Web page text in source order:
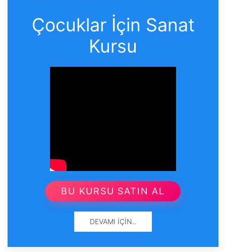
Çocuklar İçin Sanat
Kursu
BU KURSU SATIN AL
DEVAMI İÇIN..